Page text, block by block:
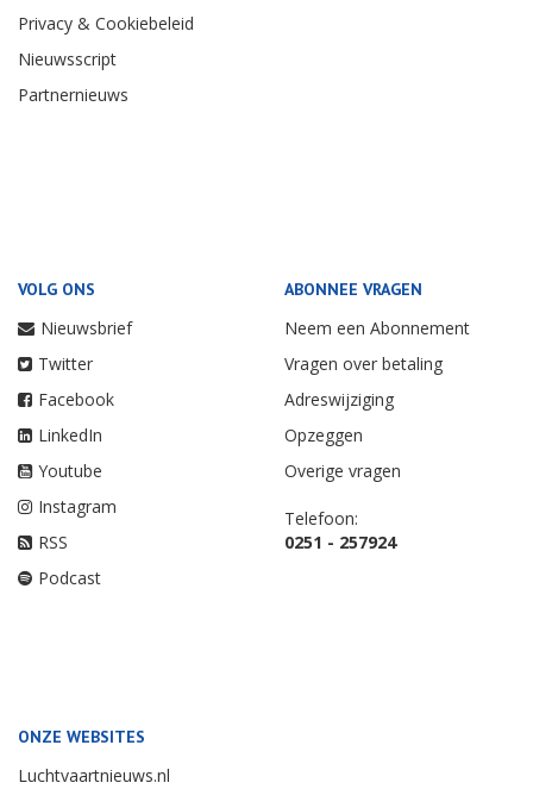
Privacy & Cookiebeleid
Nieuwsscript
Partnernieuws
VOLG ONS
Nieuwsbrief
Twitter
Facebook
LinkedIn
Youtube
Instagram
RSS
Podcast
ABONNEE VRAGEN
Neem een Abonnement
Vragen over betaling
Adreswijziging
Opzeggen
Overige vragen
Telefoon:
0251 - 257924
ONZE WEBSITES
Luchtvaartnieuws.nl